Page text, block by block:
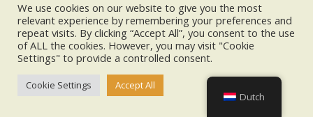
MA
11
NOV
VR
15
NOV
CIDOC Conference 2024
Rijksmuseum Amsterdam
Posterpresentatie ATM over de
Amsterdam Diaries Time Machine
We use cookies on our website to give you the most
relevant experience by remembering your preferences and
repeat visits. By clicking “Accept All”, you consent to the use
of ALL the cookies. However, you may visit "Cookie
Settings" to provide a controlled consent.
Cookie Settings
Accept All
Dutch